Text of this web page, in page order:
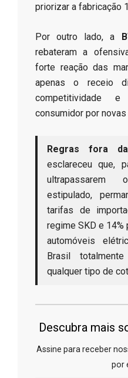
priorizar a fabricação
​Por outro lado, a
rebateram a
forte reação das
apenas o receio
competitividade
consumidor por
Regras fora
esclareceu que,
estipulado,
tarifas de
regime SKD e 14%
automóveis
Brasil
qualquer tipo de
Descubra mais
Assine para receber
por